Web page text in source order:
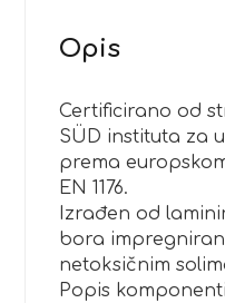
Opis
Certificirano od
SÜD instituta za
prema
EN 1176.
Izrađen od
bora
netoksičnim
Popis